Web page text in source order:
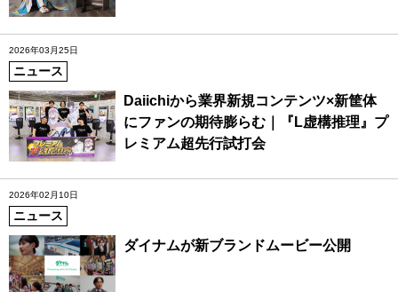
2026年03月25日
ニュース
Daiichiから業界新規コンテンツ×新筐体
にファンの期待膨らむ｜『L虚構推理』プ
レミアム超先行試打会
2026年02月10日
ニュース
ダイナムが新ブランドムービー公開